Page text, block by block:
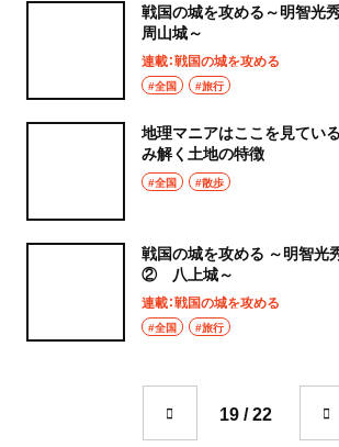
戦国の城を攻める～明智光
周山城～
連載：戦国の城を攻める
#全国 #旅行
地理マニアはここを見てい
み解く土地の特徴
#全国 #散歩
戦国の城を攻める ～明智光
② 八上城～
連載：戦国の城を攻める
#全国 #旅行
19 / 22